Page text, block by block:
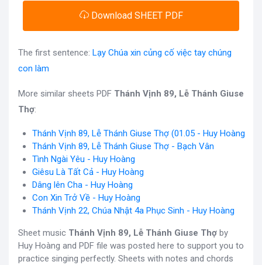
Download SHEET PDF
The first sentence: Lạy Chúa xin củng cố việc tay chúng
con làm
More similar sheets PDF Thánh Vịnh 89, Lễ Thánh Giuse
Thợ:
Thánh Vịnh 89, Lễ Thánh Giuse Thợ (01.05 - Huy Hoàng
Thánh Vịnh 89, Lễ Thánh Giuse Thợ - Bạch Vân
Tình Ngài Yêu - Huy Hoàng
Giêsu Là Tất Cả - Huy Hoàng
Dâng lên Cha - Huy Hoàng
Con Xin Trở Về - Huy Hoàng
Thánh Vịnh 22, Chúa Nhật 4a Phục Sinh - Huy Hoàng
Sheet music Thánh Vịnh 89, Lễ Thánh Giuse Thợ by
Huy Hoàng and PDF file was posted here to support you to
practice singing perfectly. Sheets with notes and chords